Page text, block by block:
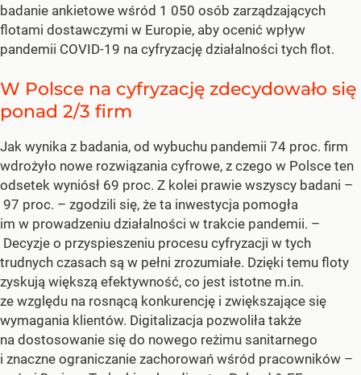
badanie ankietowe wśród 1 050 osób zarządzających
flotami dostawczymi w Europie, aby ocenić wpływ
pandemii COVID-19 na cyfryzację działalności tych flot.
W Polsce na cyfryzację zdecydowało się
ponad 2/3 firm
Jak wynika z badania, od wybuchu pandemii 74 proc. firm
wdrożyło nowe rozwiązania cyfrowe, z czego w Polsce ten
odsetek wyniósł 69 proc. Z kolei prawie wszyscy badani –
97 proc. – zgodzili się, że ta inwestycja pomogła
im w prowadzeniu działalności w trakcie pandemii. –
Decyzje o przyspieszeniu procesu cyfryzacji w tych
trudnych czasach są w pełni zrozumiałe. Dzięki temu floty
zyskują większą efektywność, co jest istotne m.in.
ze względu na rosnącą konkurencję i zwiększające się
wymagania klientów. Digitalizacja pozwoliła także
na dostosowanie się do nowego reżimu sanitarnego
i znaczne ograniczanie zachorowań wśród pracowników –